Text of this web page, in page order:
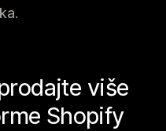
više
Shopify